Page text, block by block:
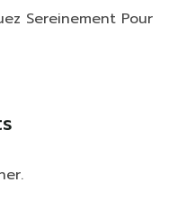
Sereinement Pour